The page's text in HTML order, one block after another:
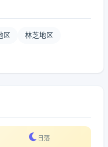
区 林芝地区
日落